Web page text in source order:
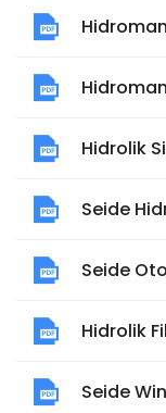
Hidrolik
Seide
Seide
Hidrolik
Seide